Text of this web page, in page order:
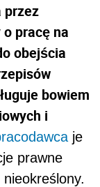
przez
pracę na
obejścia
bowiem
i
je
prawne